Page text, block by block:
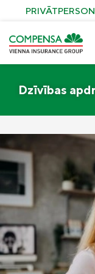
Dzīvības